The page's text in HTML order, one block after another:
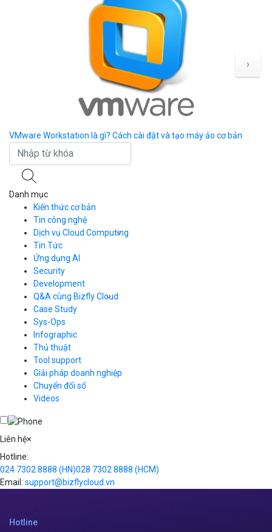
VMware Workstation là gì? Cách cài đặt và tạo máy ảo cơ bản
›
Danh mục
Kiến thức cơ bản
Tin công nghệ
Dịch vụ Cloud Computing
Cloud Server
CDN
Load Balancer
Auto Scaling
Container Registry
Kubernetes
Cloud Database
Call Center
Business Email
Simple Storage
VPN
Traffic Manager
Cloud VPS
Videos
Tin Tức
Ứng dụng AI
Security
Development
Q&A cùng Bizfly Cloud
Q&A về Bizfly Cloud Server
Thao tác kết nối tới server
Videos
Q&A về Bizfly Business Email
Videos
Case Study
Sys-Ops
Infographic
Thủ thuật
Tool support
Giải pháp doanh nghiệp
Chuyển đổi số
Videos
Liên hệ×
Hotline:
024 7302 8888 (HN)028 7302 8888 (HCM)
Email: support@bizflycloud.vn
Hotline